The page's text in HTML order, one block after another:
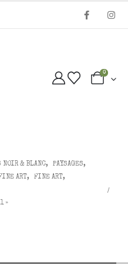
0
NOIR & BLANC, PAYSAGES,
ART, FINE ART,
»